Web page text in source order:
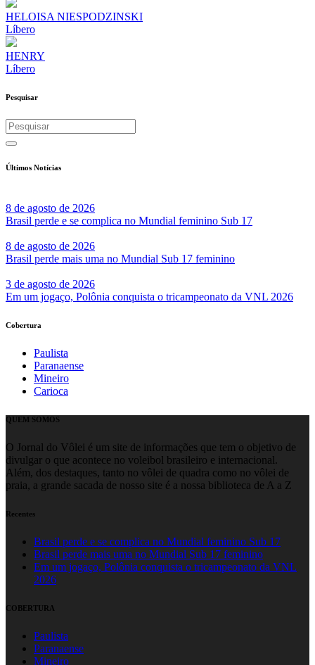
HELOISA NIESPODZINSKI
Líbero
HENRY
Líbero
Pesquisar
Últimos Notícias
8 de agosto de 2026
Brasil perde e se complica no Mundial feminino Sub 17
8 de agosto de 2026
Brasil perde mais uma no Mundial Sub 17 feminino
3 de agosto de 2026
Em um jogaço, Polônia conquista o tricampeonato da VNL 2026
Cobertura
Paulista
Paranaense
Mineiro
Carioca
QUEM SOMOS
O Jornal do Vôlei é um site de informações que tem o objetivo de
divulgar o que acontece no voleibol brasileiro e internacional.
Além, dos destaques, tanto no vôlei de quadra como no vôlei de
praia, a grande sacada de nosso site é a nossa biblioteca de A a Z
Recentes
Brasil perde e se complica no Mundial feminino Sub 17
Brasil perde mais uma no Mundial Sub 17 feminino
Em um jogaço, Polônia conquista o tricampeonato da VNL
2026
COBERTURA
Paulista
Paranaense
Mineiro